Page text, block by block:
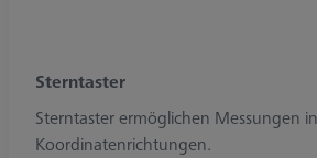
Sterntaster
Sterntaster ermöglichen Messungen
Koordinatenrichtungen.